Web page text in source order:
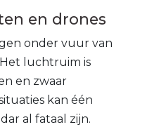
en drones
onder vuur van
luchtruim is
en zwaar
kan één
al fataal zijn.